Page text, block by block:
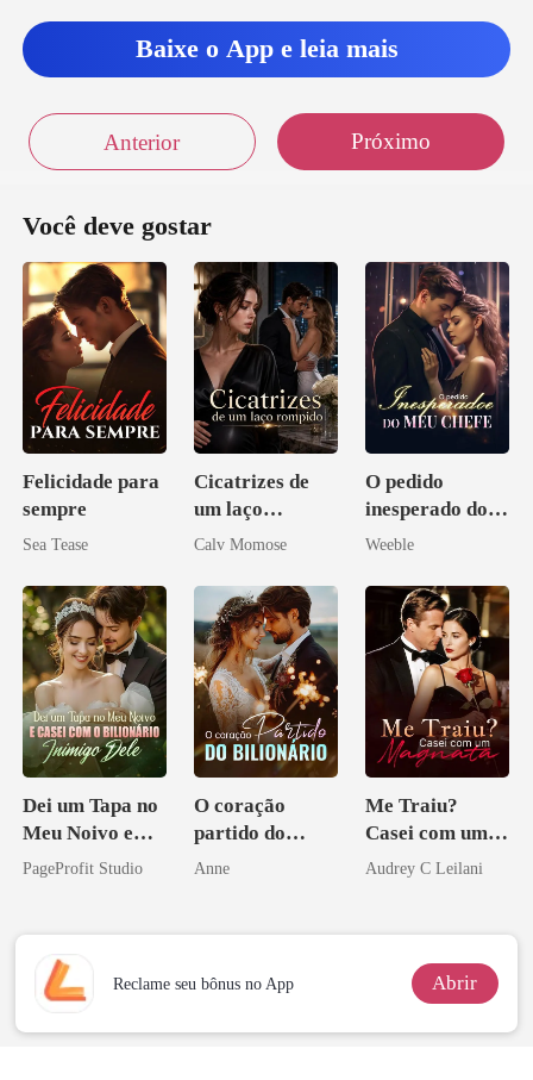
Baixe o App e leia mais
Anterior Próximo
Você deve gostar
Felicidade para
sempre
Sea Tease
Cicatrizes de
um laço
rompido
Calv Momose
O pedido
inesperado do
meu chefe
Weeble
Dei um Tapa no
Meu Noivo e
Casei com o
PageProfit Studio
O coração
partido do
bilionário
Anne
Me Traiu?
Casei com um
Magnata
Audrey C Leilani
Reclame seu bônus no App Abrir